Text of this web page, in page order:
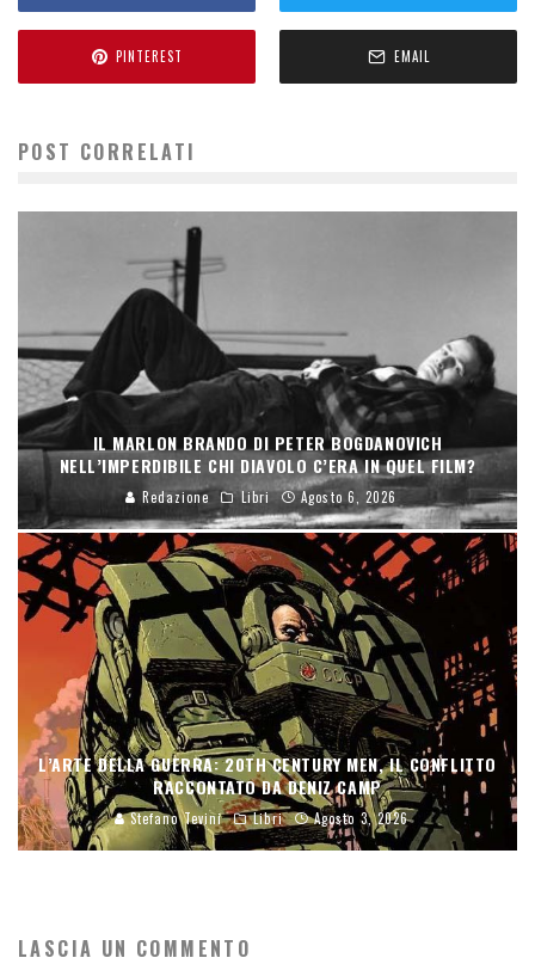
PINTEREST EMAIL
POST CORRELATI
IL MARLON BRANDO DI PETER BOGDANOVICH
NELL’IMPERDIBILE CHI DIAVOLO C’ERA IN QUEL FILM?
Redazione Libri Agosto 6, 2026
L’ARTE DELLA GUERRA: 20TH CENTURY MEN, IL CONFLITTO
RACCONTATO DA DENIZ CAMP
Stefano Tevini Libri Agosto 3, 2026
LASCIA UN COMMENTO